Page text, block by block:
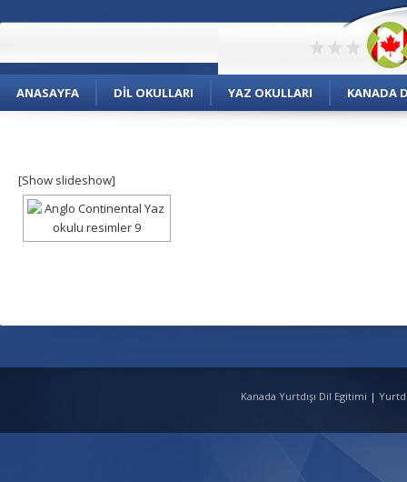
ANASAYFA DIL OKULLARI YAZ OKULLARI KANADA
[Show slideshow]
Kanada Yurtdışı Dil Egitimi |